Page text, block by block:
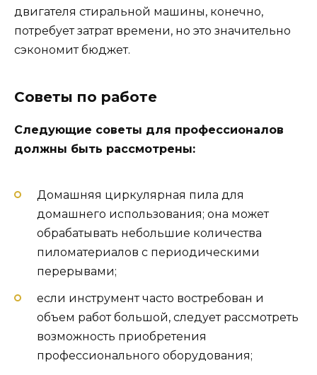
двигателя стиральной машины, конечно,
потребует затрат времени, но это значительно
сэкономит бюджет.
Советы по работе
Следующие советы для профессионалов
должны быть рассмотрены:
Домашняя циркулярная пила для
домашнего использования; она может
обрабатывать небольшие количества
пиломатериалов с периодическими
перерывами;
если инструмент часто востребован и
объем работ большой, следует рассмотреть
возможность приобретения
профессионального оборудования;